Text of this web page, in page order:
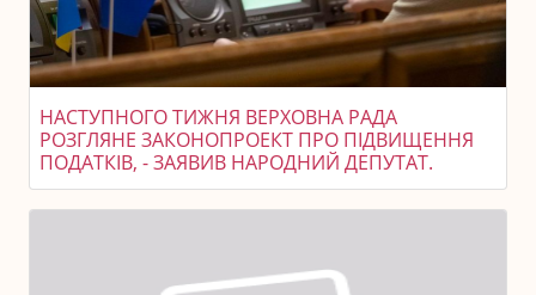
НАСТУПНОГО ТИЖНЯ ВЕРХОВНА РАДА
РОЗГЛЯНЕ ЗАКОНОПРОЕКТ ПРО ПІДВИЩЕННЯ
ПОДАТКІВ, - ЗАЯВИВ НАРОДНИЙ ДЕПУТАТ.